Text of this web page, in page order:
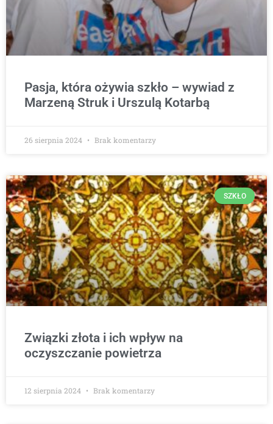
Pasja, która ożywia szkło – wywiad z
Marzeną Struk i Urszulą Kotarbą
26 sierpnia 2024 Brak komentarzy
SZKŁO
Związki złota i ich wpływ na
oczyszczanie powietrza
12 sierpnia 2024 Brak komentarzy